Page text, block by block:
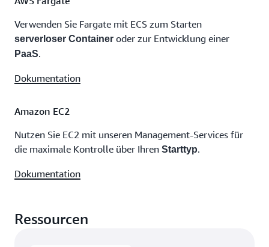
Verwenden Sie Fargate mit ECS zum Starten
serverloser Container oder zur Entwicklung einer
PaaS.
Dokumentation
Amazon EC2
Nutzen Sie EC2 mit unseren Management-Services für
die maximale Kontrolle über Ihren Starttyp.
Dokumentation
Ressourcen